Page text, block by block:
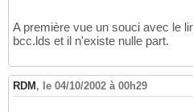
A première vue un souci avec le
bcc.lds et il n'existe nulle part.
RDM , le 04/10/2002 à 00h29